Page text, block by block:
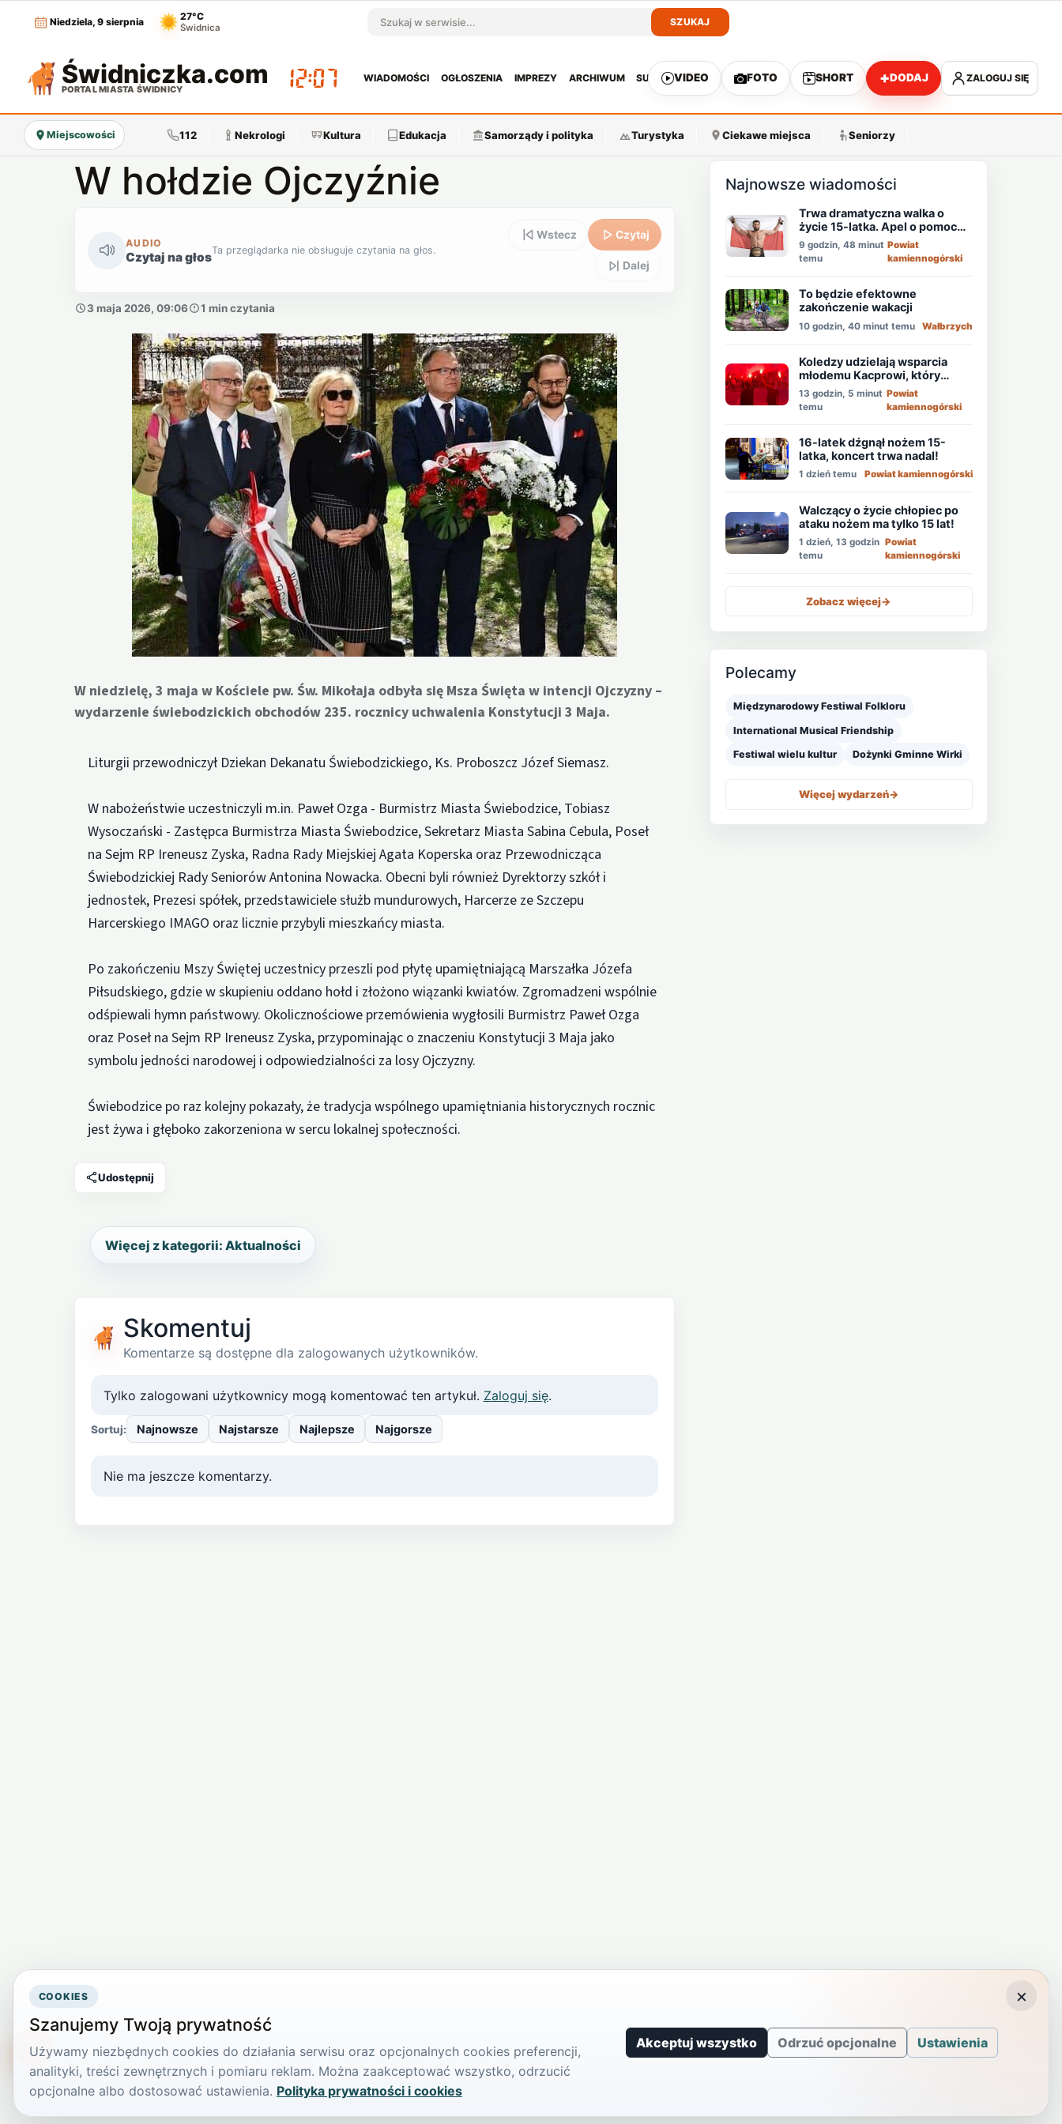
Niedziela, 9 sierpnia
27°C
Świdnica Szukaj w serwisie
SZUKAJ
Świdniczka.com
PORTAL MIASTA ŚWIDNICY 12:07
WIADOMOŚCI OGŁOSZENIA IMPREZY ARCHIWUM SUBSKRYPCJA
VIDEO FOTO SHORT +DODAJ ZALOGUJ SIĘ
Miejscowości 112 Nekrologi Kultura Edukacja Samorządy i polityka Turystyka Ciekawe miejsca Seniorzy
W hołdzie Ojczyźnie
AUDIO
Czytaj na głosTa przeglądarka nie obsługuje czytania na głos.
Wstecz Czytaj
Dalej
3 maja 2026, 09:06 1 min czytania
W niedzielę, 3 maja w Kościele pw. Św. Mikołaja odbyła się Msza Święta w intencji Ojczyzny –
wydarzenie świebodzickich obchodów 235. rocznicy uchwalenia Konstytucji 3 Maja.
Liturgii przewodniczył Dziekan Dekanatu Świebodzickiego, Ks. Proboszcz Józef Siemasz.
W nabożeństwie uczestniczyli m.in. Paweł Ozga - Burmistrz Miasta Świebodzice, Tobiasz
Wysoczański - Zastępca Burmistrza Miasta Świebodzice, Sekretarz Miasta Sabina Cebula, Poseł
na Sejm RP Ireneusz Zyska, Radna Rady Miejskiej Agata Koperska oraz Przewodnicząca
Świebodzickiej Rady Seniorów Antonina Nowacka. Obecni byli również Dyrektorzy szkół i
jednostek, Prezesi spółek, przedstawiciele służb mundurowych, Harcerze ze Szczepu
Harcerskiego IMAGO oraz licznie przybyli mieszkańcy miasta.
Po zakończeniu Mszy Świętej uczestnicy przeszli pod płytę upamiętniającą Marszałka Józefa
Piłsudskiego, gdzie w skupieniu oddano hołd i złożono wiązanki kwiatów. Zgromadzeni wspólnie
odśpiewali hymn państwowy. Okolicznościowe przemówienia wygłosili Burmistrz Paweł Ozga
oraz Poseł na Sejm RP Ireneusz Zyska, przypominając o znaczeniu Konstytucji 3 Maja jako
symbolu jedności narodowej i odpowiedzialności za losy Ojczyzny.
Świebodzice po raz kolejny pokazały, że tradycja wspólnego upamiętniania historycznych rocznic
jest żywa i głęboko zakorzeniona w sercu lokalnej społeczności.
Udostępnij
Więcej z kategorii: Aktualności
Skomentuj
Komentarze są dostępne dla zalogowanych użytkowników.
Tylko zalogowani użytkownicy mogą komentować ten artykuł. Zaloguj się.
Sortuj: Najnowsze Najstarsze Najlepsze Najgorsze
Nie ma jeszcze komentarzy.
Najnowsze wiadomości
Trwa dramatyczna walka o
życie 15-latka. Apel o pomoc
mistrza MMA - Memeda
Khalidova
9 godzin, 48 minut
temu
Powiat
kamiennogórski
To będzie efektowne
zakończenie wakacji
10 godzin, 40 minut temu Wałbrzych
Koledzy udzielają wsparcia
młodemu Kacprowi, który
walczy o życie po ataku
nożownika!
13 godzin, 5 minut
temu
Powiat
kamiennogórski
16-latek dźgnął nożem 15-
latka, koncert trwa nadal!
1 dzień temu Powiat kamiennogórski
Walczący o życie chłopiec po
ataku nożem ma tylko 15 lat!
1 dzień, 13 godzin
temu
Powiat
kamiennogórski
Zobacz więcej->
Polecamy
Międzynarodowy Festiwal Folkloru
International Musical Friendship
Festiwal wielu kultur Dożynki Gminne Wirki
Więcej wydarzeń->
COOKIES
Szanujemy Twoją prywatność
Używamy niezbędnych cookies do działania serwisu oraz opcjonalnych cookies preferencji,
analityki, treści zewnętrznych i pomiaru reklam. Można zaakceptować wszystko, odrzucić
opcjonalne albo dostosować ustawienia. Polityka prywatności i cookies
Akceptuj wszystko Odrzuć opcjonalne Ustawienia
×
TikTokowa Jelonka